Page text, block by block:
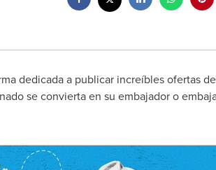
dedicada a publicar increíbles ofertas
se convierta en su embajador o